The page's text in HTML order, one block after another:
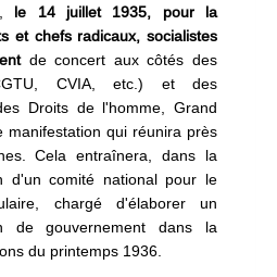
le 14 juillet 1935, pour la
et chefs radicaux, socialistes
de concert aux côtés des
CVIA, etc.) et des
Droits de l'homme, Grand
manifestation qui réunira près
Cela entraînera, dans la
d'un comité national pour le
chargé d'élaborer un
de gouvernement dans la
du printemps 1936.